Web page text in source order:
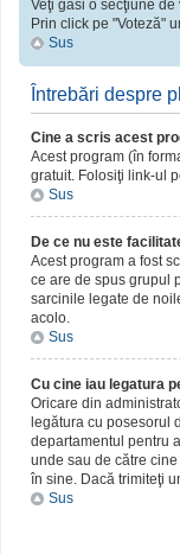
Veţi găsi o secţiune
Prin click pe "Voteză"
Sus
Întrebări despre
Cine a scris acest
Acest program (în
gratuit. Folosiţi link-ul
Sus
De ce nu este
Acest program a fost
ce are de spus grupul
sarcinile legate de
acolo.
Sus
Cu cine iau legatura
Oricare din
legătura cu posesorul
departamentul pentru
unde sau de către
în sine. Dacă trimiteţi
Sus